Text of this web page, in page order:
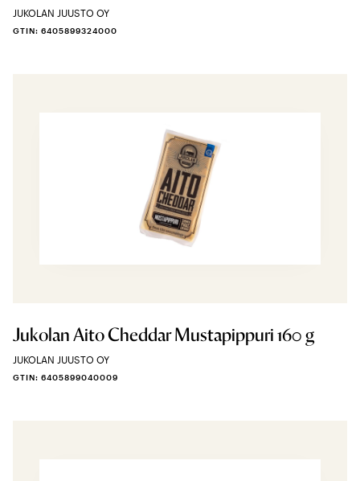
JUKOLAN JUUSTO OY
GTIN: 6405899324000
Jukolan Aito Cheddar Mustapippuri 160 g
JUKOLAN JUUSTO OY
GTIN: 6405899040009